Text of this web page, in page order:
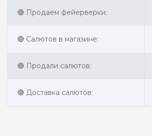
🔴 Продаем фейерверки:
🔴 Салютов в магазине:
🔴 Продали салютов:
🔴 Доставка салютов: